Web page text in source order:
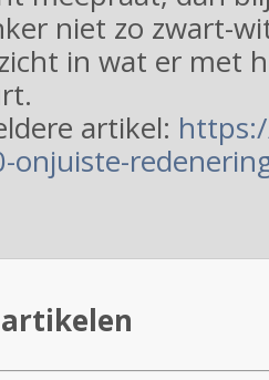
niet zo zwart-
in wat er met
artikel:
onjuiste-